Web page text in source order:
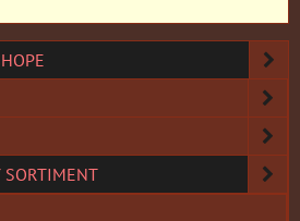
SORTIMENT